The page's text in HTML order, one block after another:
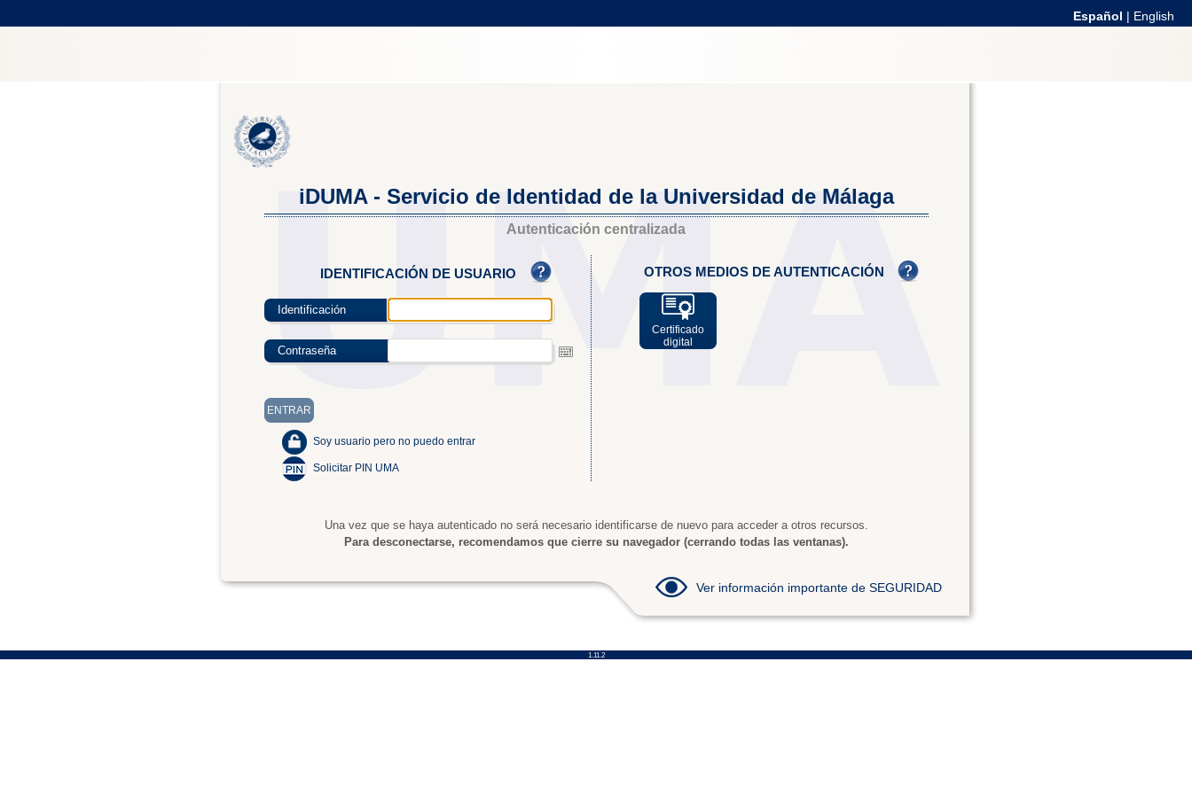
Español | English
iDUMA - Servicio de Identidad de la Universidad de Málaga
Autenticación centralizada
IDENTIFICACIÓN DE USUARIO
Identificación
Contraseña
Soy usuario pero no puedo entrar
Solicitar PIN UMA
OTROS MEDIOS DE AUTENTICACIÓN
Certificado
digital
Una vez que se haya autenticado no será necesario identificarse de nuevo para acceder a otros recursos.
Para desconectarse, recomendamos que cierre su navegador (cerrando todas las ventanas).
Ver información importante de SEGURIDAD
1.11.2